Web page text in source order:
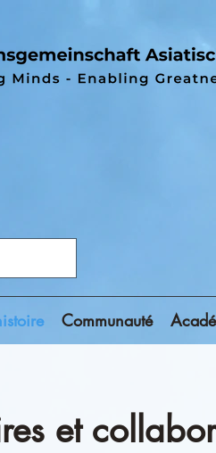
Communauté
et